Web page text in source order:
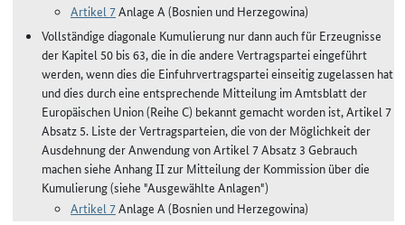
Artikel 7Anlage A (Bosnien und Herzegowina)
Vollständige diagonale Kumulierung nur dann auch für Erzeugnisse
der Kapitel 50 bis 63, die in die andere Vertragspartei eingeführt
werden, wenn dies die Einfuhrvertragspartei einseitig zugelassen hat
und dies durch eine entsprechende Mitteilung im Amtsblatt der
Europäischen Union (Reihe C) bekannt gemacht worden ist, Artikel 7
Absatz 5. Liste der Vertragsparteien, die von der Möglichkeit der
Ausdehnung der Anwendung von Artikel 7 Absatz 3 Gebrauch
machen siehe Anhang II zur Mitteilung der Kommission über die
Kumulierung (siehe "Ausgewählte Anlagen")
Artikel 7Anlage A (Bosnien und Herzegowina)